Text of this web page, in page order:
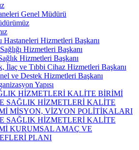
Genel Müdürü
Hastaneleri Hizmetleri Başkanı
Hizmetleri Başkanı
Hizmetleri Başkanı
İlaç ve Tıbbi Cihaz Hizmetleri Başkanı
ve Destek Hizmetleri Başkanı
Yapısı
HİZMETLERİ KALİTE BİRİMİ
SAĞLIK HİZMETLERİ KALİTE
MİSYON, VİZYON POLİTİKALARI
SAĞLIK HİZMETLERİ KALİTE
KURUMSAL AMAÇ VE
PLANI